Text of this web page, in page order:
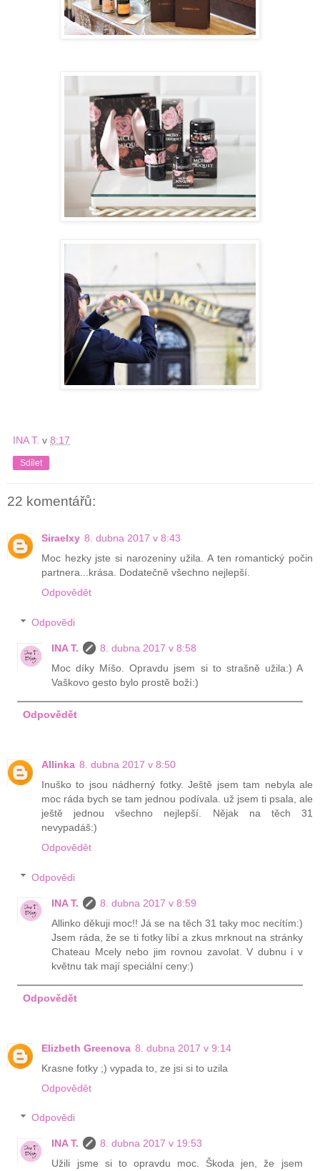
INA T. v 8:17
Sdílet
22 komentářů:
Siraelxy 8. dubna 2017 v 8:43
Moc hezky jste si narozeniny užila. A ten romantický počin
partnera...krása. Dodatečně všechno nejlepší.
Odpovědět
Odpovědi
INA T.
8. dubna 2017 v 8:58
Moc díky Míšo. Opravdu jsem si to strašně užila:) A
Vaškovo gesto bylo prostě boží:)
Odpovědět
Allinka 8. dubna 2017 v 8:50
Inuško to jsou nádherný fotky. Ještě jsem tam nebyla ale
moc ráda bych se tam jednou podívala. už jsem ti psala, ale
ještě jednou všechno nejlepší. Nějak na těch 31
nevypadáš:)
Odpovědět
Odpovědi
INA T.
8. dubna 2017 v 8:59
Allinko děkuji moc!! Já se na těch 31 taky moc necítím:)
Jsem ráda, že se ti fotky líbí a zkus mrknout na stránky
Chateau Mcely nebo jim rovnou zavolat. V dubnu i v
květnu tak mají speciální ceny:)
Odpovědět
Elizbeth Greenova 8. dubna 2017 v 9:14
Krasne fotky ;) vypada to, ze jsi si to uzila
Odpovědět
Odpovědi
INA T.
8. dubna 2017 v 19:53
Užili jsme si to opravdu moc. Škoda jen, že jsem